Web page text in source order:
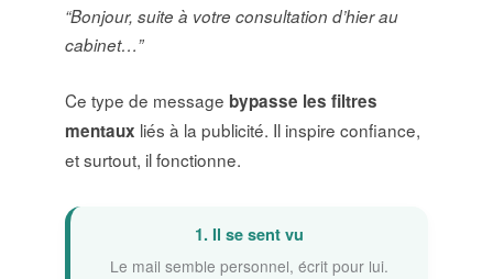
“Bonjour, suite à votre consultation d’hier au
cabinet…”
Ce type de message bypasse les filtres
mentaux liés à la publicité. Il inspire confiance,
et surtout, il fonctionne.
1. Il se sent vu
Le mail semble personnel, écrit pour lui.